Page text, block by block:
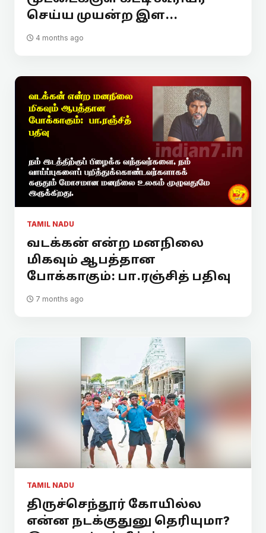
செய்ய முயன்ற இள...
4 months ago
TAMIL NADU
வடக்கன் என்ற மனநிலை
மிகவும் ஆபத்தான
போக்காகும்: பா.ரஞ்சித் பதிவு
7 months ago
TAMIL NADU
திருச்செந்தூர் கோயில்ல
என்ன நடக்குதுனு தெரியுமா?